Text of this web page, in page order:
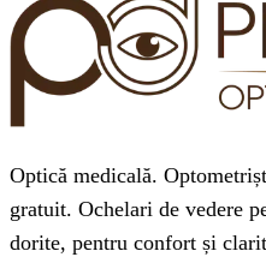
Optică medicală.
gratuit. Ochelari de vedere
dorite, pentru confort și